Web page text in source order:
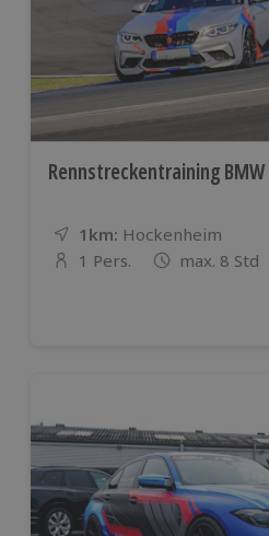
Rennstreckentraining
1km: Entfernung
Standort
Hockenheim
Anzahl der Teilnehmer
1 Pers. max. 8 Std